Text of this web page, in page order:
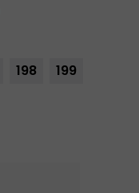
198
199